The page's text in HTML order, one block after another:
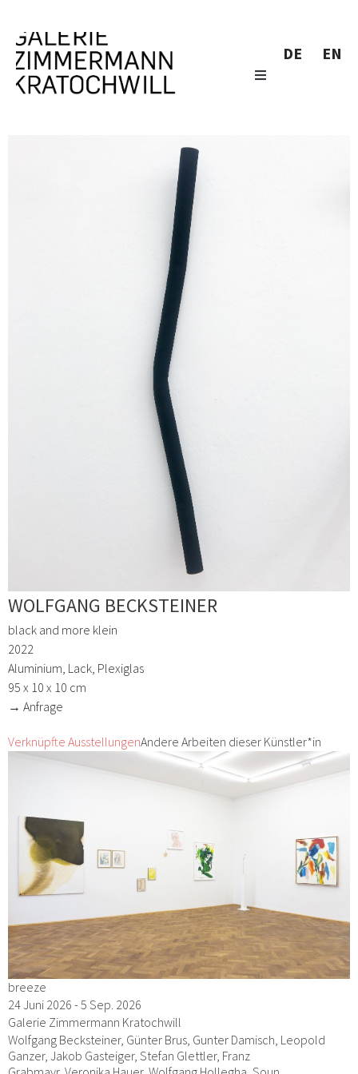
DE EN
WOLFGANG BECKSTEINER
black and more klein
2022
Aluminium, Lack, Plexiglas
95 x 10 x 10 cm
→ Anfrage
Verknüpfte AusstellungenAndere Arbeiten dieser Künstler*in
breeze
24 Juni 2026 - 5 Sep. 2026
Galerie Zimmermann Kratochwill
Wolfgang Becksteiner, Günter Brus, Gunter Damisch, Leopold
Ganzer, Jakob Gasteiger, Stefan Glettler, Franz